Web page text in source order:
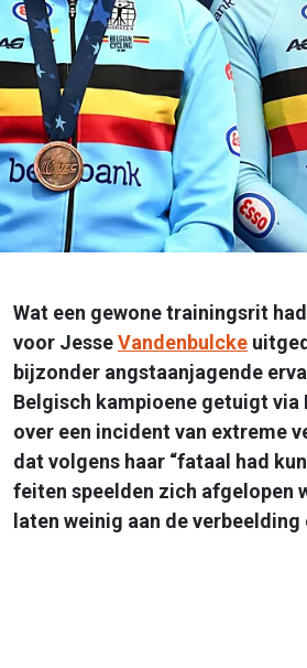
Wat een gewone trainingsrit
voor JesseVandenbulcke
bijzonder angstaanjagende
Belgisch kampioene getuigt
over een incident van extreme
dat volgens haar “fataal had
feiten speelden zich afgelopen
laten weinig aan de verbeelding